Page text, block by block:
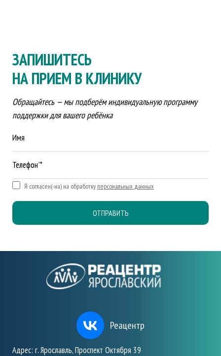
ЗАПИШИТЕСЬ
НА ПРИЕМ В КЛИНИКУ
Обращайтесь — мы подберём индивидуальную программу
поддержки для вашего ребёнка
Имя
Телефон *
ОТПРАВИТЬ
Я согласен(-на) на обработку персональных данных
Реацентр
Адрес: г. Ярославль, Проспект Октября 39